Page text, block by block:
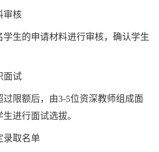
核
生的申请材料进行审核，确认学生
试
额后，由3-5位资深教师组成面
进行面试选拔。
取名单